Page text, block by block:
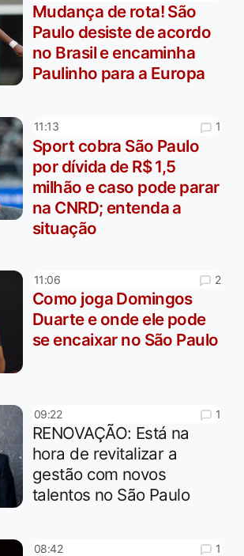
Mudança de rota! São
Paulo desiste de acordo
no Brasil e encaminha
Paulinho para a Europa
11:13 1
Sport cobra São Paulo
por dívida de R$ 1,5
milhão e caso pode parar
na CNRD; entenda a
situação
11:06 2
Como joga Domingos
Duarte e onde ele pode
se encaixar no São Paulo
09:22 1
RENOVAÇÃO: Está na
hora de revitalizar a
gestão com novos
talentos no São Paulo
08:42 1